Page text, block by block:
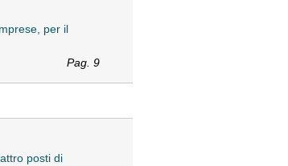
per il
Pag. 9
posti di